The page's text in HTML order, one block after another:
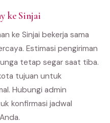
ke Sinjai
ke Sinjai bekerja sama
Estimasi pengiriman
tetap segar saat tiba.
tujuan untuk
Hubungi admin
konfirmasi jadwal